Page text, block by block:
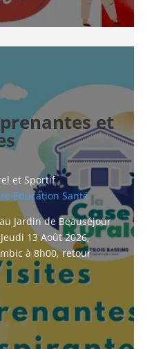
et
et Sportif
Education Santé
Jardin de Beauséjour
13 Août 2026,
à 8h00, retour